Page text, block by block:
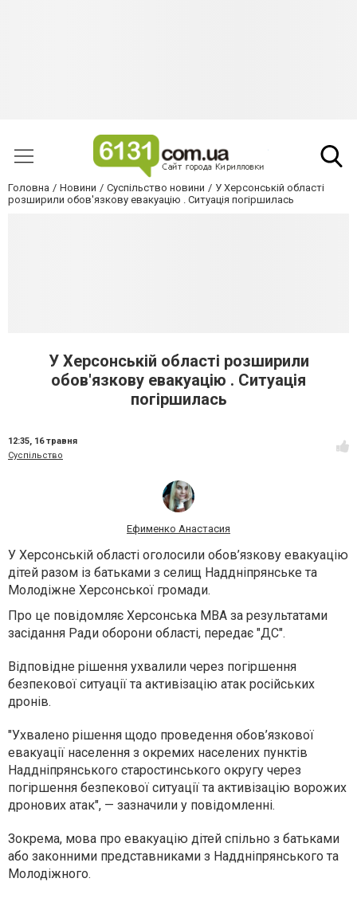
Головна Новини Суспільство новини
У Херсонській області
розширили обов'язкову евакуацію . Ситуація погіршилась
У Херсонській області розширили
обов'язкову евакуацію . Ситуація
погіршилась
12:35, 16 травня
Суспільство
Ефименко Анастасия
У Херсонській області оголосили обов’язкову евакуацію
дітей разом із батьками з селищ Наддніпрянське та
Молодіжне Херсонської громади.
Про це повідомляє Херсонська МВА за результатами
засідання Ради оборони області, передає "ДС".
Відповідне рішення ухвалили через погіршення
безпекової ситуації та активізацію атак російських
дронів.
"Ухвалено рішення щодо проведення обов’язкової
евакуації населення з окремих населених пунктів
Наддніпрянського старостинського округу через
погіршення безпекової ситуації та активізацію ворожих
дронових атак", — зазначили у повідомленні.
Зокрема, мова про евакуацію дітей спільно з батьками
або законними представниками з Наддніпрянського та
Молодіжного.